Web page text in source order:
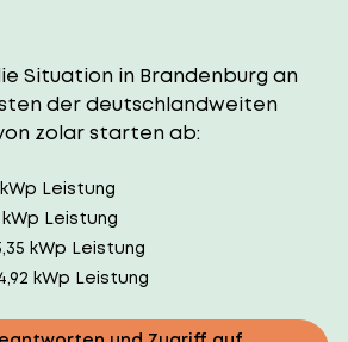
Situation in Brandenburg an
der deutschlandweiten
zolar starten ab:
Leistung
kWp Leistung
kWp Leistung
kWp Leistung